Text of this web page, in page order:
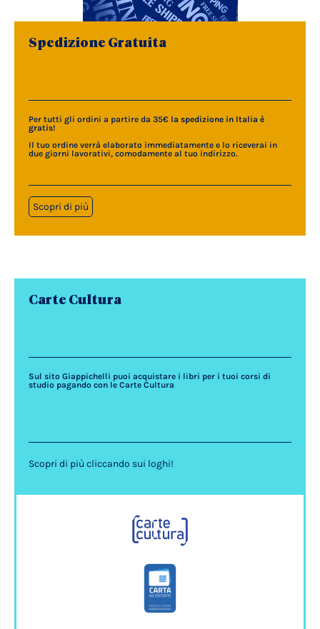
Spedizione Gratuita
Per tutti gli ordini a partire da 35€ la spedizione in Italia è
gratis!
Il tuo ordine verrà elaborato immediatamente e lo riceverai in
due giorni lavorativi, comodamente al tuo indirizzo.
Scopri di più
Carte Cultura
Sul sito Giappichelli puoi acquistare i libri per i tuoi corsi di
studio pagando con le Carte Cultura
Scopri di più cliccando sui loghi!